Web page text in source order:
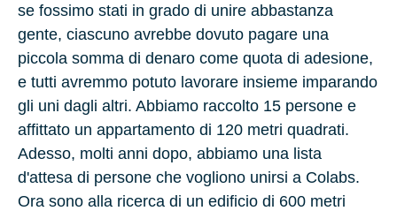
se fossimo stati in grado di unire abbastanza
gente, ciascuno avrebbe dovuto pagare una
piccola somma di denaro come quota di adesione,
e tutti avremmo potuto lavorare insieme imparando
gli uni dagli altri. Abbiamo raccolto 15 persone e
affittato un appartamento di 120 metri quadrati.
Adesso, molti anni dopo, abbiamo una lista
d'attesa di persone che vogliono unirsi a Colabs.
Ora sono alla ricerca di un edificio di 600 metri